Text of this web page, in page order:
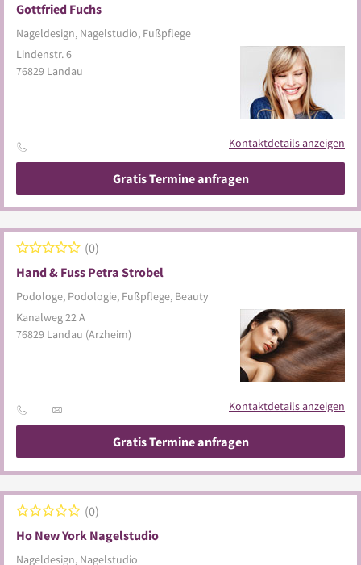
Gottfried Fuchs
Nageldesign, Nagelstudio, Fußpflege
Lindenstr. 6
76829 Landau
Kontaktdetails anzeigen
Gratis Termine anfragen
Hand & Fuss Petra Strobel
Podologe, Podologie, Fußpflege, Beauty
0
Kanalweg 22 A
76829 Landau (Arzheim)
Kontaktdetails anzeigen
Gratis Termine anfragen
Ho New York Nagelstudio
Nageldesign, Nagelstudio
0